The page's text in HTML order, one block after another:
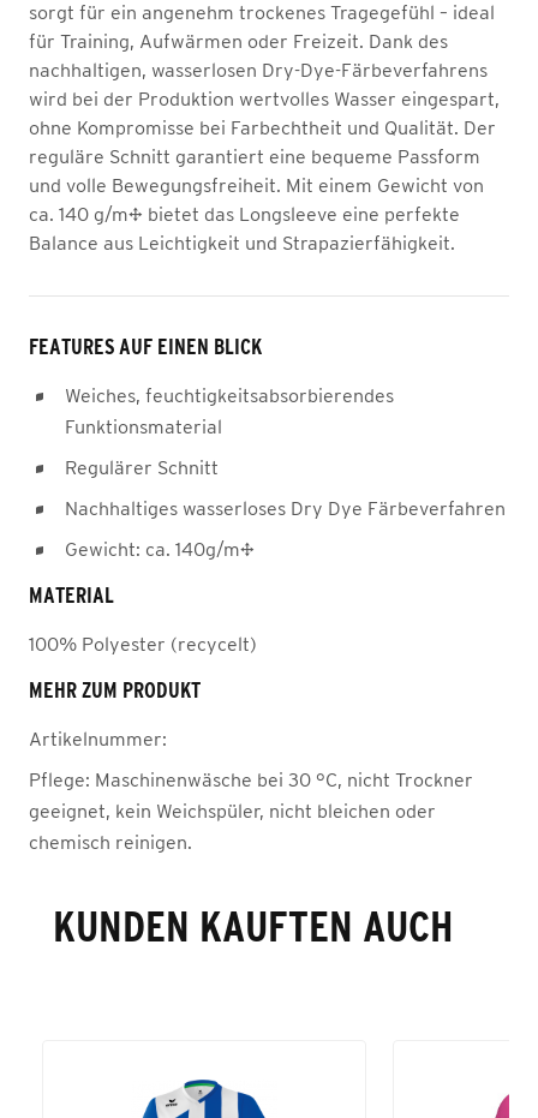
sorgt für ein angenehm trockenes Tragegefühl – ideal
für Training, Aufwärmen oder Freizeit. Dank des
nachhaltigen, wasserlosen Dry-Dye-Färbeverfahrens
wird bei der Produktion wertvolles Wasser eingespart,
ohne Kompromisse bei Farbechtheit und Qualität. Der
reguläre Schnitt garantiert eine bequeme Passform
und volle Bewegungsfreiheit. Mit einem Gewicht von
ca. 140 g/m² bietet das Longsleeve eine perfekte
Balance aus Leichtigkeit und Strapazierfähigkeit.
FEATURES AUF EINEN BLICK
Weiches, feuchtigkeitsabsorbierendes
Funktionsmaterial
Regulärer Schnitt
Nachhaltiges wasserloses Dry Dye Färbeverfahren
Gewicht: ca. 140g/m²
MATERIAL
100% Polyester (recycelt)
MEHR ZUM PRODUKT
Artikelnummer:
Pflege: Maschinenwäsche bei 30 °C, nicht Trockner
geeignet, kein Weichspüler, nicht bleichen oder
chemisch reinigen.
KUNDEN KAUFTEN AUCH